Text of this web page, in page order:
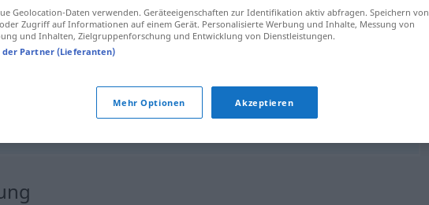
Geolocation-Daten verwenden. Geräteeigenschaften zur Identifikation aktiv abfragen. Speichern von
Zugriff auf Informationen auf einem Gerät. Personalisierte Werbung und Inhalte, Messung von
und Inhalten, Zielgruppenforschung und Entwicklung von Dienstleistungen.
der Partner (Lieferanten)
Mehr Optionen Akzeptieren